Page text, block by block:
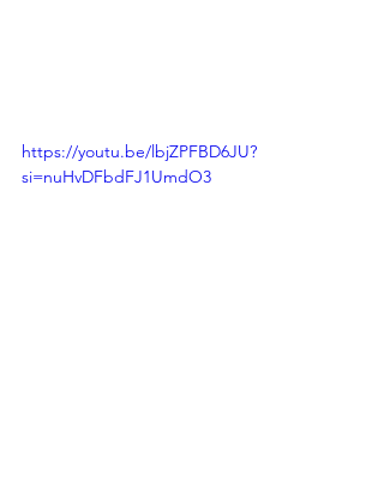
https://youtu.be/lbjZPFBD6JU?
si=nuHvDFbdFJ1UmdO3